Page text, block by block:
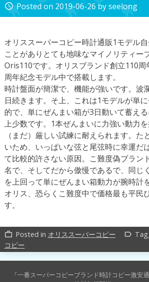
access_time Posted on 2019-06-26 byseelong
オリススーパーコピー時計通販1モデル
ことがありとても地味なマイノリティ
Oris110です。オリスブランド創立110
周年紀念モデル中で搭載します。
時計盤面が簡潔で、機能が強いです。
日続きます。そ上、これは1モデルが単
的で、単にぜんまい箱が3日動いて蓄え
上少数です。1本ぜんまいに力強い動力
（まだ）厳しい試練に耐えられます。
いため、いっぱいな弦と尾弦時に幸運
て比較的許さない原因。こ難度偽ブラ
名で、そしてだから傲慢であるで、同じ
を上回って単にぜんまい箱動力が腕時
オリス、恐らくこ難度中で価格最も平
す。
work_outline Posted in オリススーパーコピー label_outline
コピー
『一番スーパーコピーブランド時計コピー激安